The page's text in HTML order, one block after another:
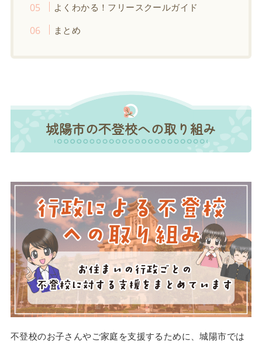
よくわかる！フリースクールガイド
まとめ
城陽市の不登校への取り組み
不登校のお子さんやご家庭を支援するために、城陽市では